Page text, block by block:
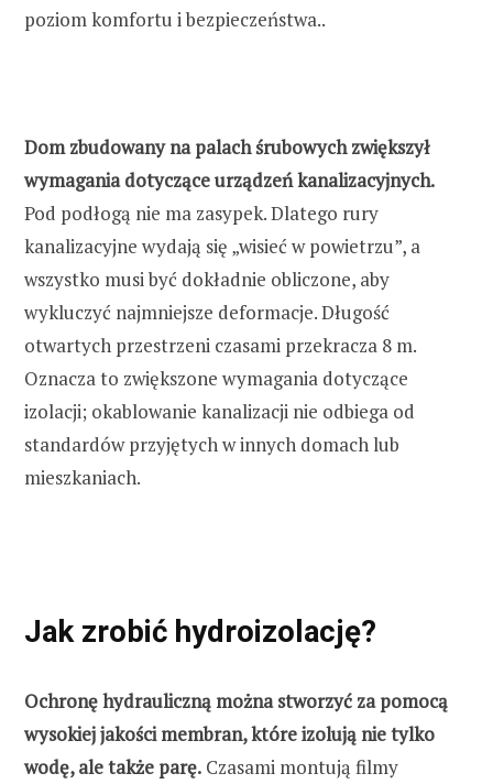
poziom komfortu i bezpieczeństwa..
Dom zbudowany na palach śrubowych zwiększył
wymagania dotyczące urządzeń kanalizacyjnych.
Pod podłogą nie ma zasypek. Dlatego rury
kanalizacyjne wydają się „wisieć w powietrzu”, a
wszystko musi być dokładnie obliczone, aby
wykluczyć najmniejsze deformacje. Długość
otwartych przestrzeni czasami przekracza 8 m.
Oznacza to zwiększone wymagania dotyczące
izolacji; okablowanie kanalizacji nie odbiega od
standardów przyjętych w innych domach lub
mieszkaniach.
Jak zrobić hydroizolację?
Ochronę hydrauliczną można stworzyć za pomocą
wysokiej jakości membran, które izolują nie tylko
wodę, ale także parę. Czasami montują filmy